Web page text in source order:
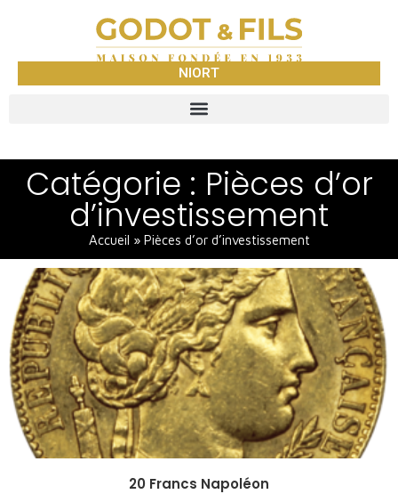
NIORT
Catégorie : Pièces d’or
d’investissement
Accueil » Pièces d’or d’investissement
20 Francs Napoléon